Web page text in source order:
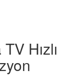
Hızlı